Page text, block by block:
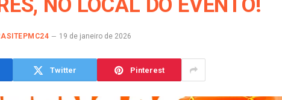
NO LOCAL DO EVENTO!
19 de janeiro de 2026
Twitter Pinterest